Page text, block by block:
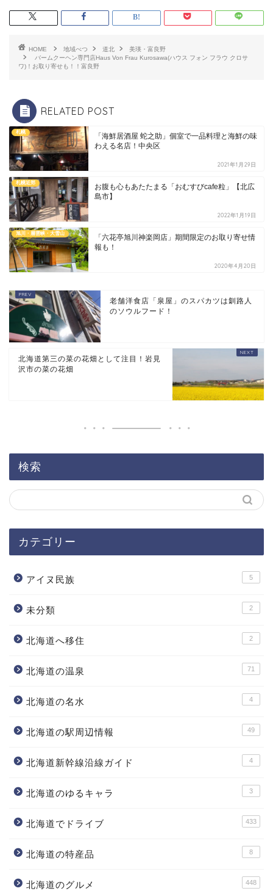
HOME 地域べつ 道北
美瑛・富良野
バームクーヘン専門店Haus Von Frau Kurosawa(ハウス フォン フラウ クロサ
ワ)！お取り寄せも！！富良野
RELATED POST
札幌
「海鮮居酒屋 蛇之助」個室で一品料理と海鮮の味
わえる名店！中央区
2021年1月29日
札幌近郊
お腹も心もあたたまる「おむすびcafe粒」【北広
島市】
2022年1月19日
旭川・層雲峡・大雪山
「六花亭旭川神楽岡店」期間限定のお取り寄せ情
報も！
2020年4月20日
老舗洋食店「泉屋」のスパカツは釧路人
のソウルフード！
北海道第三の菜の花畑として注目！岩見
沢市の菜の花畑
検索
カテゴリー
アイヌ民族 5
未分類 2
北海道へ移住 2
北海道の温泉 71
北海道の名水 4
北海道の駅周辺情報 49
北海道新幹線沿線ガイド 4
北海道のゆるキャラ 3
北海道でドライブ 433
北海道の特産品 8
北海道のグルメ 448